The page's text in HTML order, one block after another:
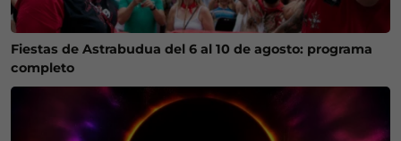
Fiestas de Astrabudua del 6 al 10 de agosto: programa
completo